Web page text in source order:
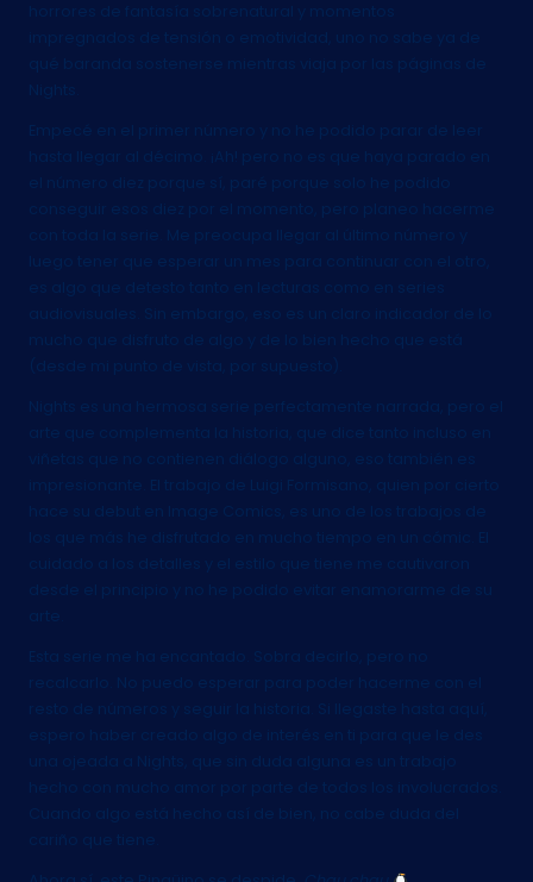
horrores de fantasía sobrenatural y momentos
impregnados de tensión o emotividad, uno no sabe ya de
qué baranda sostenerse mientras viaja por las páginas de
Empecé en el primer número y no he podido parar de leer
hasta llegar al décimo. ¡Ah! pero no es que haya parado en
el número diez porque sí, paré porque solo he podido
conseguir esos diez por el momento, pero planeo hacerme
con toda la serie. Me preocupa llegar al último número y
luego tener que esperar un mes para continuar con el otro,
es algo que detesto tanto en lecturas como en series
audiovisuales. Sin embargo, eso es un claro indicador de lo
mucho que disfruto de algo y de lo bien hecho que está
(desde mi punto de vista, por supuesto).
Nights es una hermosa serie perfectamente narrada, pero el
arte que complementa la historia, que dice tanto incluso en
viñetas que no contienen diálogo alguno, eso también es
impresionante. El trabajo de Luigi Formisano, quien por cierto
hace su debut en Image Comics, es uno de los trabajos de
los que más he disfrutado en mucho tiempo en un cómic. El
cuidado a los detalles y el estilo que tiene me cautivaron
desde el principio y no he podido evitar enamorarme de su
arte.
Esta serie me ha encantado. Sobra decirlo, pero no
recalcarlo. No puedo esperar para poder hacerme con el
resto de números y seguir la historia. Si llegaste hasta aquí,
espero haber creado algo de interés en ti para que le des
una ojeada a Nights, que sin duda alguna es un trabajo
hecho con mucho amor por parte de todos los involucrados.
Cuando algo está hecho así de bien, no cabe duda del
cariño que tiene.